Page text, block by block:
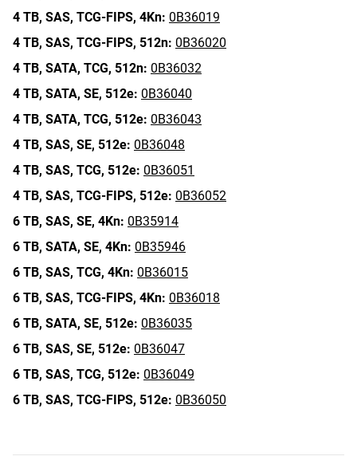
4 TB, SAS, TCG-FIPS, 4Kn: 0B36019
4 TB, SAS, TCG-FIPS, 512n: 0B36020
4 TB, SATA, TCG, 512n: 0B36032
4 TB, SATA, SE, 512e: 0B36040
4 TB, SATA, TCG, 512e: 0B36043
4 TB, SAS, SE, 512e: 0B36048
4 TB, SAS, TCG, 512e: 0B36051
4 TB, SAS, TCG-FIPS, 512e: 0B36052
6 TB, SAS, SE, 4Kn: 0B35914
6 TB, SATA, SE, 4Kn: 0B35946
6 TB, SAS, TCG, 4Kn: 0B36015
6 TB, SAS, TCG-FIPS, 4Kn: 0B36018
6 TB, SATA, SE, 512e: 0B36035
6 TB, SAS, SE, 512e: 0B36047
6 TB, SAS, TCG, 512e: 0B36049
6 TB, SAS, TCG-FIPS, 512e: 0B36050